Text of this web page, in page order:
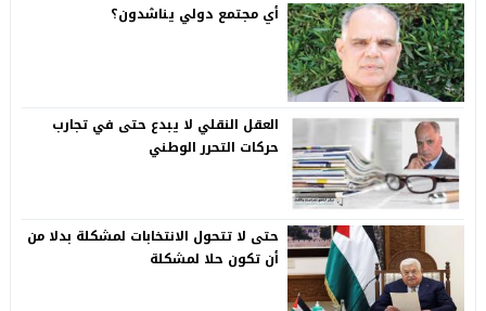
أي مجتمع دولي يناشدون؟
العقل النقلي لا يبدع حتى في تجارب
حركات التحرر الوطني
حتى لا تتحول الانتخابات لمشكلة بدلا من
أن تكون حلا لمشكلة